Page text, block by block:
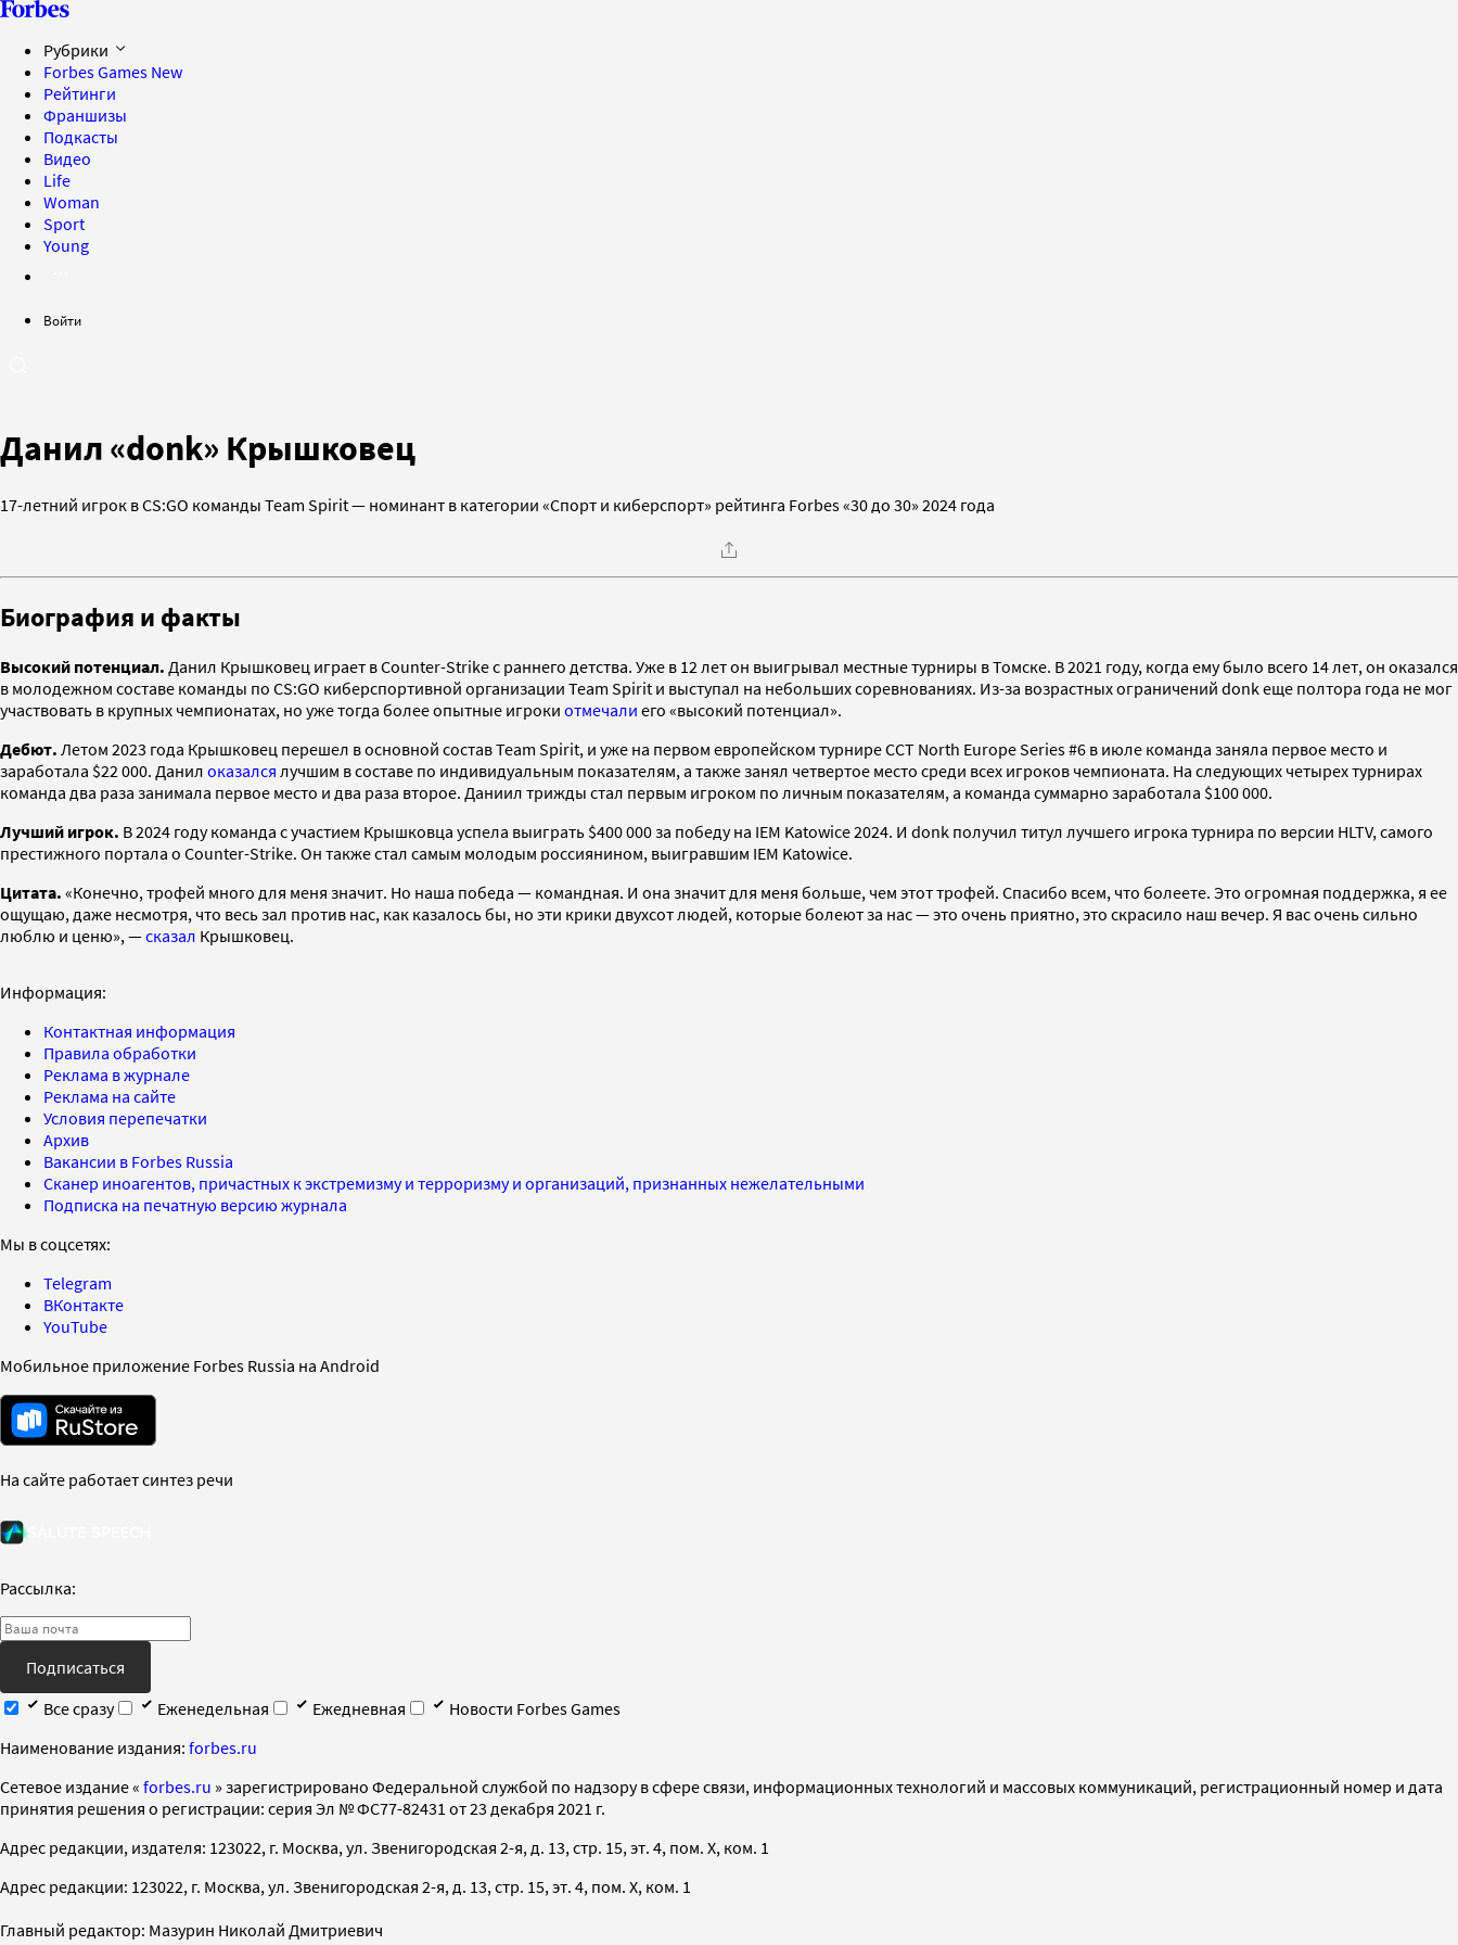
Рубрики
Forbes Games New
Рейтинги
Франшизы
Подкасты
Видео
Life
Woman
Sport
Young
Войти
Данил «donk» Крышковец
17-летний игрок в CS:GO команды Team Spirit — номинант в категории «Спорт и киберспорт» рейтинга Forbes «30 до 30» 2024 года
Биография и факты
Высокий потенциал. Данил Крышковец играет в Counter-Strike с раннего детства. Уже в 12 лет он выигрывал местные турниры в Томске. В 2021 году, когда ему было всего 14 лет, он оказался
в молодежном составе команды по CS:GO киберспортивной организации Team Spirit и выступал на небольших соревнованиях. Из-за возрастных ограничений donk еще полтора года не мог
участвовать в крупных чемпионатах, но уже тогда более опытные игроки отмечали его «высокий потенциал».
Дебют. Летом 2023 года Крышковец перешел в основной состав Team Spirit, и уже на первом европейском турнире CCT North Europe Series #6 в июле команда заняла первое место и
заработала $22 000. Данил оказался лучшим в составе по индивидуальным показателям, а также занял четвертое место среди всех игроков чемпионата. На следующих четырех турнирах
команда два раза занимала первое место и два раза второе. Даниил трижды стал первым игроком по личным показателям, а команда суммарно заработала $100 000.
Лучший игрок. В 2024 году команда с участием Крышковца успела выиграть $400 000 за победу на IEM Katowice 2024. И donk получил титул лучшего игрока турнира по версии HLTV, самого
престижного портала о Counter-Strike. Он также стал самым молодым россиянином, выигравшим IEM Katowice.
Цитата. «Конечно, трофей много для меня значит. Но наша победа — командная. И она значит для меня больше, чем этот трофей. Спасибо всем, что болеете. Это огромная поддержка, я ее
ощущаю, даже несмотря, что весь зал против нас, как казалось бы, но эти крики двухсот людей, которые болеют за нас — это очень приятно, это скрасило наш вечер. Я вас очень сильно
люблю и ценю», —сказал Крышковец.
Информация:
Контактная информация
Правила обработки
Реклама в журнале
Реклама на сайте
Условия перепечатки
Архив
Вакансии в Forbes Russia
Сканер иноагентов, причастных к экстремизму и терроризму и организаций, признанных нежелательными
Подписка на печатную версию журнала
Мы в соцсетях:
Telegram
ВКонтакте
YouTube
Мобильное приложение Forbes Russia на Android
На сайте работает синтез речи
Рассылка:
Подписаться
Все сразу
Еженедельная Ежедневная
Новости Forbes Games
Наименование издания: forbes.ru
Cетевое издание « forbes.ru » зарегистрировано Федеральной службой по надзору в сфере связи, информационных технологий и массовых коммуникаций, регистрационный номер и дата
принятия решения о регистрации: серия Эл № ФС77-82431 от 23 декабря 2021 г.
Адрес редакции, издателя: 123022, г. Москва, ул. Звенигородская 2-я, д. 13, стр. 15, эт. 4, пом. X, ком. 1
Адрес редакции: 123022, г. Москва, ул. Звенигородская 2-я, д. 13, стр. 15, эт. 4, пом. X, ком. 1
Главный редактор: Мазурин Николай Дмитриевич